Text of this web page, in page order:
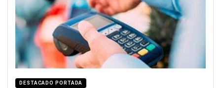
DESTACADO PORTADA